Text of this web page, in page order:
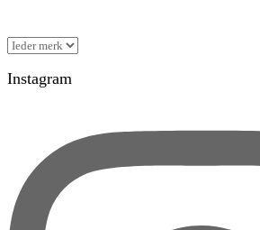
Instagram